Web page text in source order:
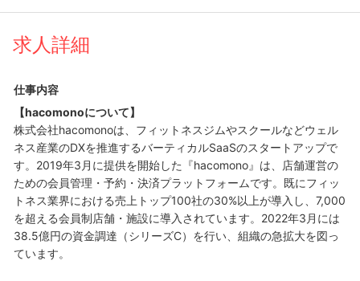
求人詳細
仕事内容
【hacomonoについて】
株式会社hacomonoは、フィットネスジムやスクールなどウェル
ネス産業のDXを推進するバーティカルSaaSのスタートアップで
す。2019年3月に提供を開始した『hacomono』は、店舗運営の
ための会員管理・予約・決済プラットフォームです。既にフィッ
トネス業界における売上トップ100社の30%以上が導入し、7,000
を超える会員制店舗・施設に導入されています。2022年3月には
38.5億円の資金調達（シリーズC）を行い、組織の急拡大を図っ
ています。